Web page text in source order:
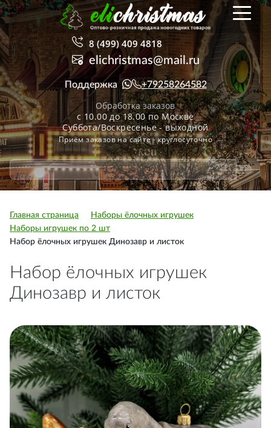
8 (499) 409 4818
elichristmas@mail.ru
Поддержка +79258264582
Обработка заказов
с 10.00 до 18.00 по Москве
Суббота/Воскресенье - выходной
Приём заказов на сайте - круглосуточно
Главная страница
Наборы ёлочных игрушек
Наборы игрушек по 2 шт
Набор ёлочных игрушек Динозавр и листок
Набор ёлочных игрушек
Динозавр и листок